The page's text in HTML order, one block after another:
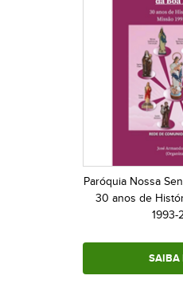
Paróquia Nossa
30 anos de
1993-
SAIBA